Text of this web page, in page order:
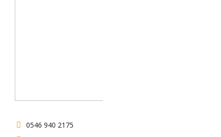
0546 940 2175